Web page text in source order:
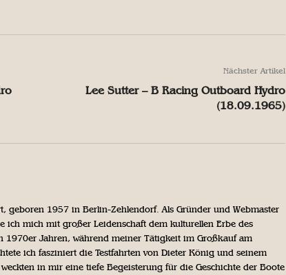
Nächster Artikel
Lee Sutter – B Racing Outboard Hydro
(18.09.1965)
geboren 1957 in Berlin-Zehlendorf. Als Gründer und Webmaster
ich mich mit großer Leidenschaft dem kulturellen Erbe des
1970er Jahren, während meiner Tätigkeit im Großkauf am
ich fasziniert die Testfahrten von Dieter König und seinem
in mir eine tiefe Begeisterung für die Geschichte der Boote